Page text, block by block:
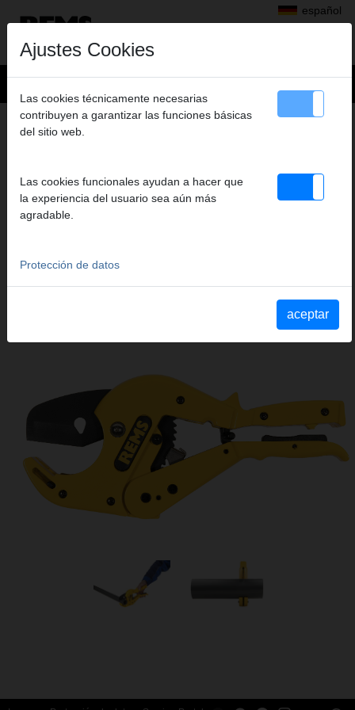
español
Productos>Cortar, Biselar, Escariar, Calibrar>REMS ROS P
> REMS ROS P 63 P
CON RETROCESO RÁPIDO
Art. nº. 291270 R
Rohrschere für Kunststoff- und Verbundrohre. Mit Klinge. In
Ajustes Cookies
Las cookies técnicamente necesarias
contribuyen a garantizar las funciones básicas
del sitio web.
Las cookies funcionales ayudan a hacer que
la experiencia del usuario sea aún más
agradable.
Protección de datos
aceptar